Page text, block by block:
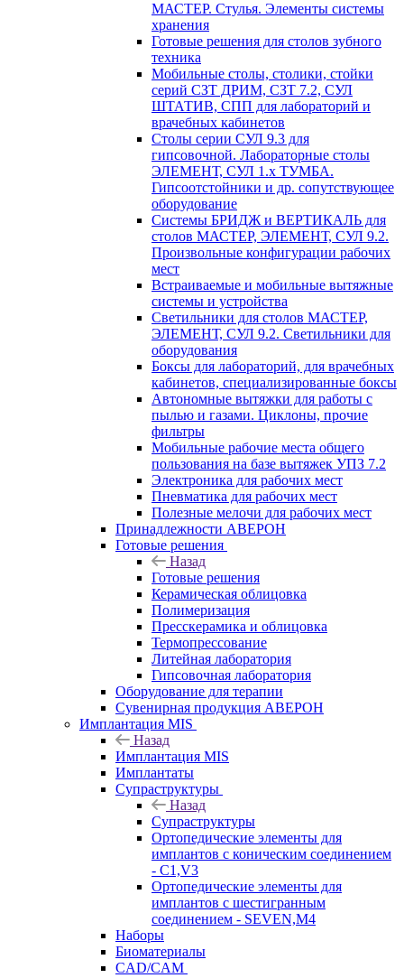
МАСТЕР. Стулья. Элементы системы
хранения
Готовые решения для столов зубного
техника
Мобильные столы, столики, стойки
серий СЗТ ДРИМ, СЗТ 7.2, СУЛ
ШТАТИВ, СПП для лабораторий и
врачебных кабинетов
Столы серии СУЛ 9.3 для
гипсовочной. Лабораторные столы
ЭЛЕМЕНТ, СУЛ 1.х ТУМБА.
Гипсоотстойники и др. сопутствующее
оборудование
Системы БРИДЖ и ВЕРТИКАЛЬ для
столов МАСТЕР, ЭЛЕМЕНТ, СУЛ 9.2.
Произвольные конфигурации рабочих
мест
Встраиваемые и мобильные вытяжные
системы и устройства
Светильники для столов МАСТЕР,
ЭЛЕМЕНТ, СУЛ 9.2. Светильники для
оборудования
Боксы для лабораторий, для врачебных
кабинетов, специализированные боксы
Автономные вытяжки для работы с
пылью и газами. Циклоны, прочие
фильтры
Мобильные рабочие места общего
пользования на базе вытяжек УПЗ 7.2
Электроника для рабочих мест
Пневматика для рабочих мест
Полезные мелочи для рабочих мест
Принадлежности АВЕРОН
Готовые решения
Назад
Готовые решения
Керамическая облицовка
Полимеризация
Пресскерамика и облицовка
Термопрессование
Литейная лаборатория
Гипсовочная лаборатория
Оборудование для терапии
Сувенирная продукция АВЕРОН
Имплантация MIS
Назад
Имплантация MIS
Имплантаты
Супраструктуры
Назад
Супраструктуры
Ортопедические элементы для
имплантов с коническим соединением
- C1,V3
Ортопедические элементы для
имплантов с шестигранным
соединением - SEVEN,M4
Наборы
Биоматериалы
CAD/CAM